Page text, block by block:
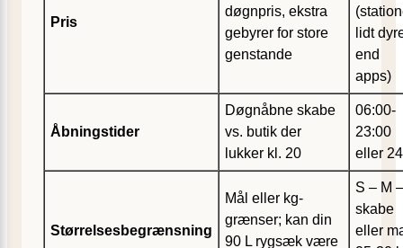
Pris
døgnpris, ekstra
gebyrer for store
genstande
lidt
end
apps)
Åbningstider
Døgnåbne skabe
vs. butik der
lukker kl. 20
06:00-
23:00
eller
Størrelsesbegrænsning
Mål eller kg-
grænser; kan din
90 L rygsæk være
S – M
skabe
eller